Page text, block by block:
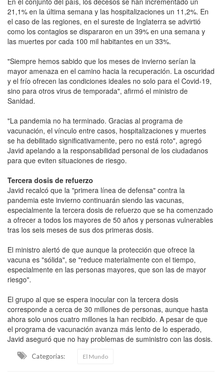
21,1% en la última semana y las hospitalizaciones un 11,2%. En
el caso de las regiones, en el sureste de Inglaterra se advirtió
como los contagios se dispararon en un 39% en una semana y
las muertes por cada 100 mil habitantes en un 33%.
"Siempre hemos sabido que los meses de invierno serían la
mayor amenaza en el camino hacia la recuperación. La oscuridad
y el frío ofrecen las condiciones ideales no solo para el Covid-19,
sino para otros virus de temporada", afirmó el ministro de
Sanidad.
"La pandemia no ha terminado. Gracias al programa de
vacunación, el vínculo entre casos, hospitalizaciones y muertes
se ha debilitado significativamente, pero no está roto", agregó
Javid apelando a la responsabilidad personal de los ciudadanos
para que eviten situaciones de riesgo.
Tercera dosis de refuerzo
Javid recalcó que la "primera línea de defensa" contra la
pandemia este invierno continuarán siendo las vacunas,
especialmente la tercera dosis de refuerzo que se ha comenzado
a ofrecer a todos los mayores de 50 años y personas vulnerables
tras los seis meses de sus dos primeras dosis.
El ministro alertó de que aunque la protección que ofrece la
vacuna es "sólida", se "reduce materialmente con el tiempo,
especialmente en las personas mayores, que son las de mayor
riesgo".
El grupo al que se espera inocular con la tercera dosis
corresponde a cerca de 30 millones de personas, aunque hasta
ahora solo unos cuatro millones la han recibido. A pesar de que
el programa de vacunación avanza más lento de lo esperado,
Javid aseguró que no hay problemas de suministro con las dosis.
Categorias: El Mundo